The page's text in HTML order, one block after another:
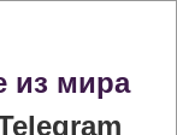
Йога
из мира